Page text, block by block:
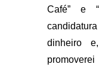
Café” e
dinheiro
promoverei